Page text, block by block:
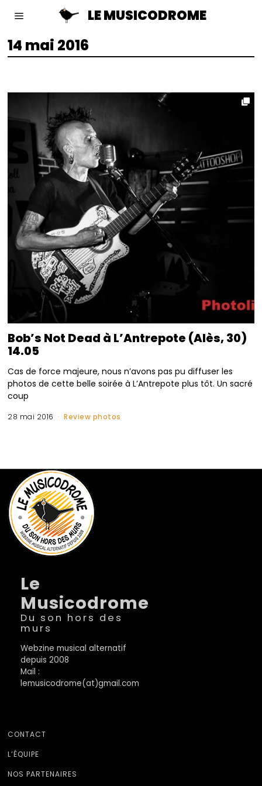
LE MUSICODROME
14 mai 2016
Bob’s Not Dead à L’Antrepote (Alès, 30)
14.05
Cas de force majeure, nous n’avons pas pu diffuser les
photos de cette belle soirée à L’Antrepote plus tôt. Un sacré
coup
28 mai 2016 Review photos
Le
Musicodrome
Du son hors des
murs
Webzine musical alternatif
depuis 2008
Mail :
lemusicodrome(at)gmail.com
CONTACT
L’ÉQUIPE
NOS PARTENAIRES